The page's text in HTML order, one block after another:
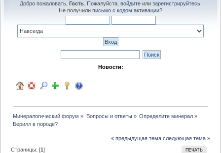
Добро пожаловать, Гость. Пожалуйста, войдитеили зарегистрируйтесь.
Не получили письмо с кодом активации?
Новости:
Минералогический форум » Вопросы и ответы» Определите минерал»
Берилл в породе?
« предыдущая тема следующая тема »
ПЕЧАТЬ
Страницы: [1]